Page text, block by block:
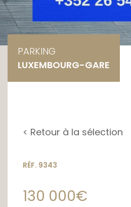
PARKING
LUXEMBOURG-GARE
< Retour à la sélection
RÉF. 9343
130 000€